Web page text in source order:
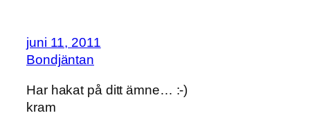
juni 11, 2011
Bondjäntan
Har hakat på ditt ämne… :-)
kram